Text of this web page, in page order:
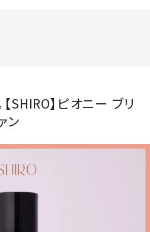
SHIRO】ピオニー ブリ
ン